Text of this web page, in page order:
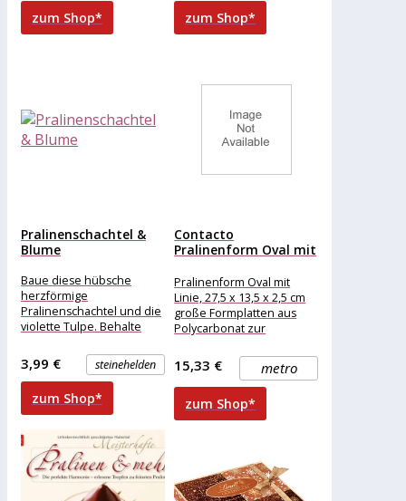
zum Shop* zum Shop*
Pralinenschachtel &
Blume
Baue diese hübsche
herzförmige
Pralinenschachtel und die
violette Tulpe. Behalte
einem besonderen
Menschen eine Freude zu
steinehelden
3,99 €
zum Shop*
Contacto
Pralinenform Oval mit
Pralinenform Oval mit
Linie, 27,5 x 13,5 x 2,5 cm
große Formplatten aus
Polycarbonat zur
metro
15,33 €
zum Shop*